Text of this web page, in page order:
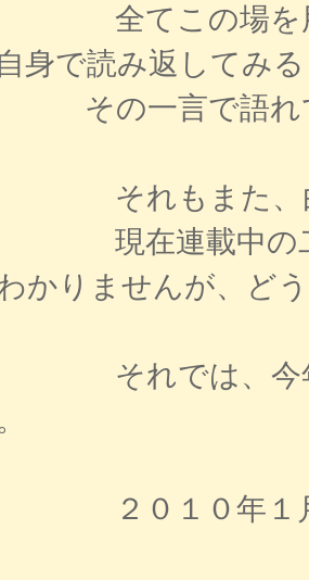
この場を用い
身で読み返してみ
一言で語れてし
もまた、
連載中の二次
かりませんが、ど
では、今年一
１０年１月